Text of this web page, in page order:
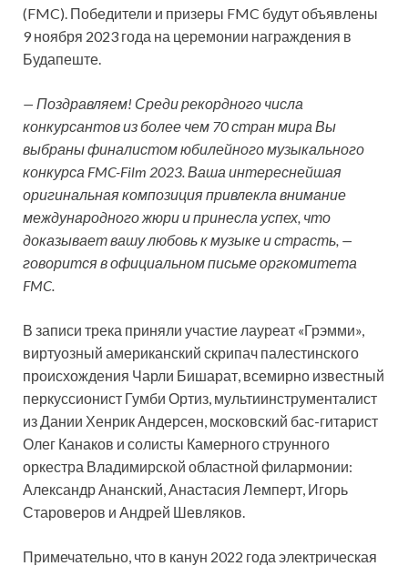
(FMC). Победители и призеры FMC будут объявлены
9 ноября 2023 года на церемонии награждения в
Будапеште.
— Поздравляем! Среди рекордного числа
конкурсантов из более чем 70 стран мира Вы
выбраны финалистом юбилейного музыкального
конкурса FMC-Film 2023. Ваша интереснейшая
оригинальная композиция привлекла внимание
международного жюри и принесла успех, что
доказывает вашу любовь к музыке и страсть, —
говорится в официальном письме оргкомитета
FMC.
В записи трека приняли участие лауреат «Грэмми»,
виртуозный американский скрипач палестинского
происхождения Чарли Бишарат, всемирно известный
перкуссионист Гумби Ортиз, мультиинструменталист
из Дании Хенрик Андерсен, московский бас-гитарист
Олег Канаков и солисты Камерного струнного
оркестра Владимирской областной филармонии:
Александр Ананский, Анастасия Лемперт, Игорь
Староверов и Андрей Шевляков.
Примечательно, что в канун 2022 года электрическая